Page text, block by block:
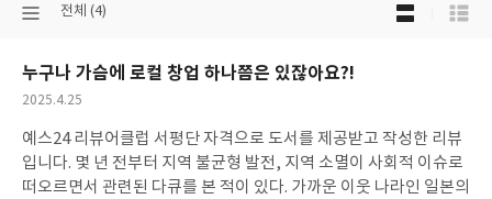
러
마
케
팅
원
리
3
선
분
류
전체 (4)
누구나 가슴에 로컬 창업 하나쯤은 있잖아요?!
작
일
2025.4.25
예스24 리뷰어클럽 서평단 자격으로 도서를 제공받고 작성한 리뷰
입니다. 몇 년 전부터 지역 불균형 발전, 지역 소멸이 사회적 이슈로
떠오르면서 관련된 다큐를 본 적이 있다. 가까운 이웃 나라인 일본의